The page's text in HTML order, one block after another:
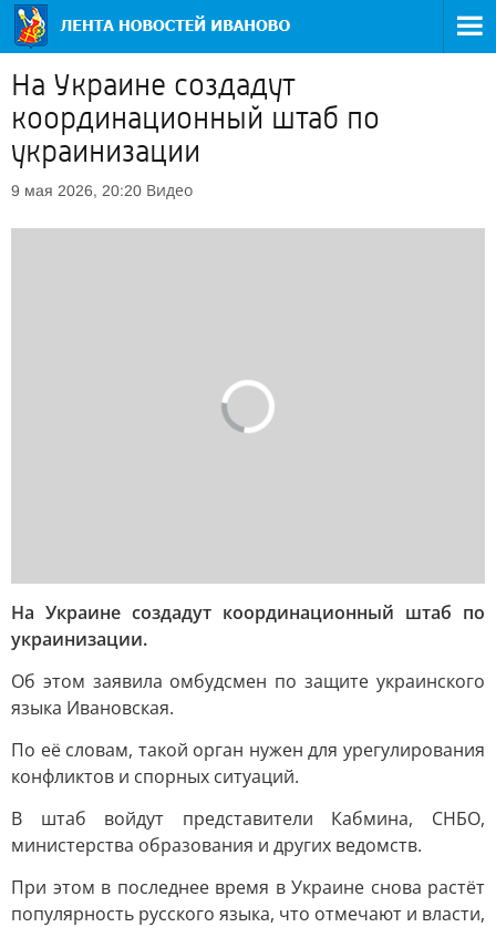
На Украине создадут
координационный штаб по
украинизации
9 мая 2026, 20:20 Видео
На Украине создадут координационный штаб по
украинизации.
Об этом заявила омбудсмен по защите украинского
языка Ивановская.
По её словам, такой орган нужен для урегулирования
конфликтов и спорных ситуаций.
В штаб войдут представители Кабмина, СНБО,
министерства образования и других ведомств.
При этом в последнее время в Украине снова растёт
популярность русского языка, что отмечают и власти,